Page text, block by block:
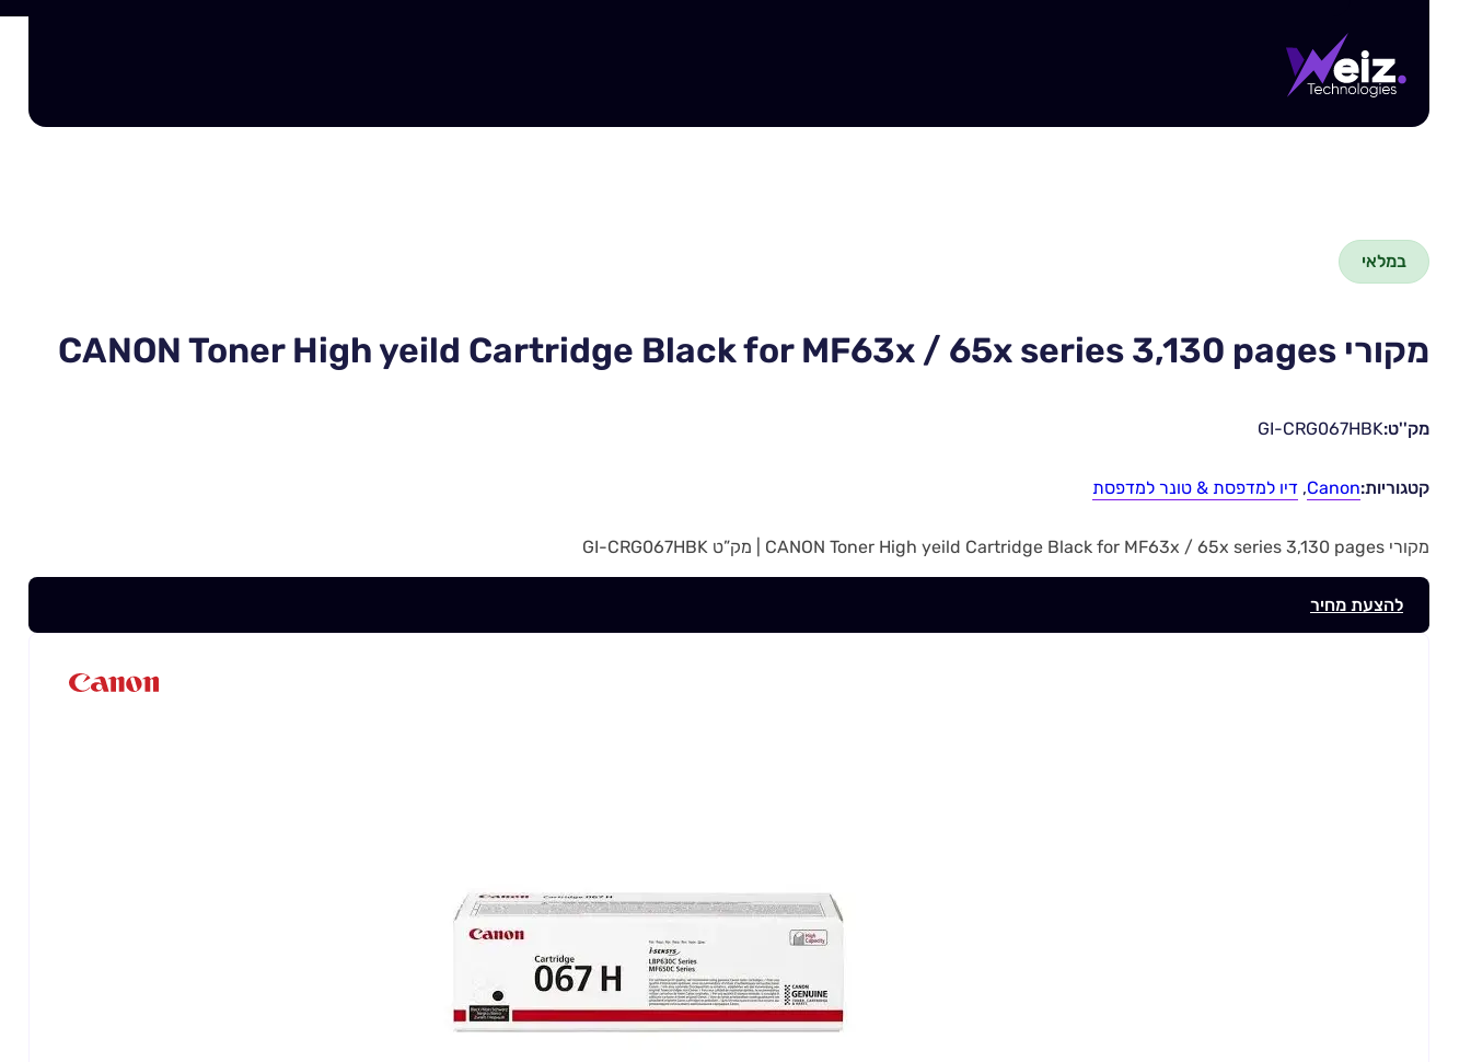
במלאי
מקורי CANON Toner High yeild Cartridge Black for MF63x / 65x series 3,130 pages
מק''ט:GI-CRG067HBK
קטגוריות:Canon
, דיו למדפסת & טונר למדפסת
מקורי CANON Toner High yeild Cartridge Black for MF63x / 65x series 3,130 pages | מק”ט GI-CRG067HBK
להצעת מחיר